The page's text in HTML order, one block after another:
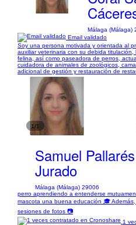
Málaga (Málaga)
Email validado
Soy una persona motivada y orientada al
auxiliar veterinaria con su debida
felina, así como paseadora de perros,
cuidadora de animales de zoológicos,
adicional de gestión y restauración de
1/1
Samuel Pallarés
Jurado
Málaga (Málaga) 29006
perro aprendiendo a entenderse
mascota una buena educación 🎓
sesiones de fotos 📷
1